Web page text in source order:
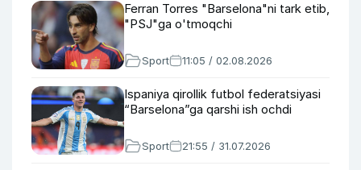
Ferran Torres "Barselona"ni tark etib,
"PSJ"ga o'tmoqchi
Sport 11:05 / 02.08.2026
Ispaniya qirollik futbol federatsiyasi
“Barselona”ga qarshi ish ochdi
Sport 21:55 / 31.07.2026